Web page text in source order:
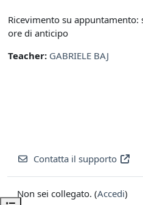
Ricevimento su
ore di anticipo
Teacher: GABRIELE BAJ
Contatta il supporto
Non sei collegato. (Accedi)